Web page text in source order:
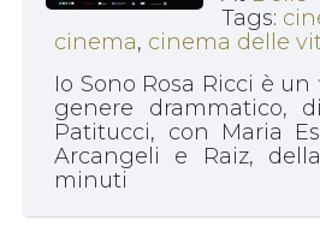
Tags:
cinema, cinema delle
Io Sono Rosa Ricci è
genere drammatico,
Patitucci, con Maria
Arcangeli e Raiz,
minuti